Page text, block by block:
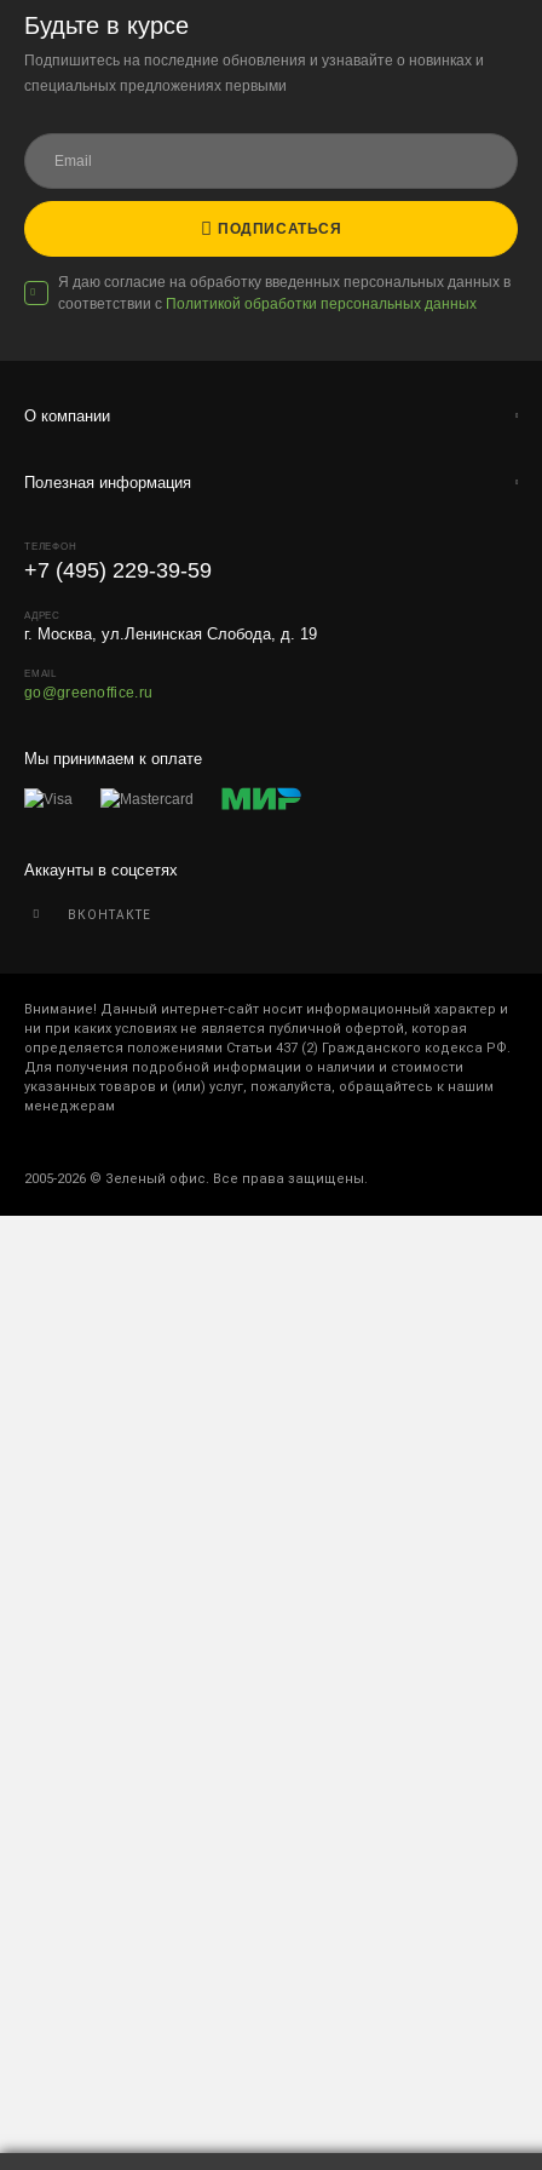
Будьте в курсе
Подпишитесь на последние обновления и узнавайте о новинках и
специальных предложениях первыми
ПОДПИСАТЬСЯ
Я даю согласие на обработку введенных персональных данных в
соответствии с Политикой обработки персональных данных
О компании
Полезная информация
Мы принимаем к оплате
Аккаунты в соцсетях
ВКОНТАКТЕ
ТЕЛЕФОН
+7 (495) 229-39-59
АДРЕС
г. Москва, ул.Ленинская Слобода, д. 19
EMAIL
go@greenoffice.ru
Внимание! Данный интернет-сайт носит информационный характер и
ни при каких условиях не является публичной офертой, которая
определяется положениями Статьи 437 (2) Гражданского кодекса РФ.
Для получения подробной информации о наличии и стоимости
указанных товаров и (или) услуг, пожалуйста, обращайтесь к нашим
менеджерам
2005-2026 © Зеленый офис. Все права защищены.